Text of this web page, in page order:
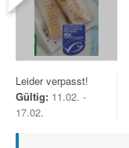
Leider verpasst!
Gültig: 11.02. -
17.02.